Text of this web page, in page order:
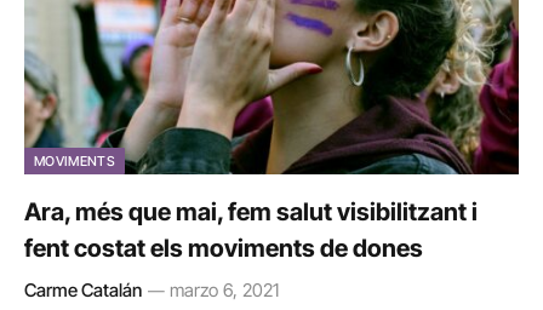
MOVIMENTS
Ara, més que mai, fem salut visibilitzant i
fent costat els moviments de dones
Carme Catalán marzo 6, 2021